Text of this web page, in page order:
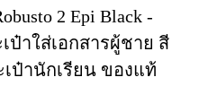
2 Epi Black -
เป๋าใส่เอกสารผู้ชาย สี
ป๋านักเรียน ของแท้